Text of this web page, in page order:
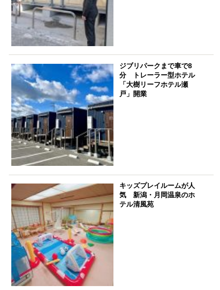
ジブリパークまで車で8
分 トレーラー型ホテル
「大樹リーフホテル瀬
戸」開業
キッズプレイルームが人
気 新潟・月岡温泉のホ
テル清風苑